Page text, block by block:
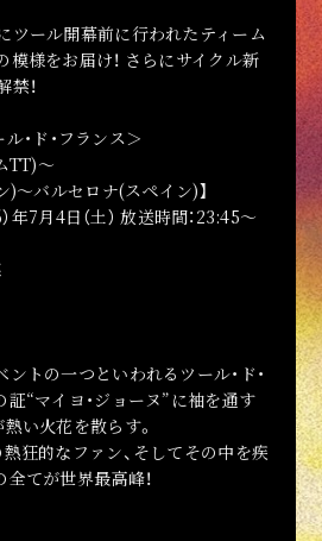
メディア登場情報
NEWS
構成員紹介
PROFILE
黒ミサ
BLACK MASS
教典紹介
DISCOGRAPHY
活動絵巻
VIDEO
ツール開幕前に行われたティーム
模様をお届け！ さらにサイクル新
禁！
ド・フランス＞
TT)～
)～バルセロナ(スペイン)】
年7月4日（土） 放送時間：23:45～
トの一つといわれるツール・ド・
証“マイヨ・ジョーヌ”に袖を通す
い火花を散らす。
狂的なファン、そしてその中を疾
てが世界最高峰！